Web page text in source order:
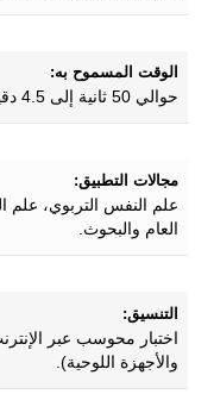
الوقت المسموح به:
حوالي 50 ثانية إلى 4.5 دقيقة.
مجالات التطبيق:
علم النفس التربوي، علم
العام والبحوث.
التنسيق:
اختبار محوسب عبر
والأجهزة اللوحية).